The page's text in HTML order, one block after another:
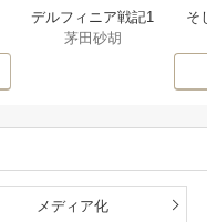
デルフィニア戦記1
茅田砂胡
そ
メディア化